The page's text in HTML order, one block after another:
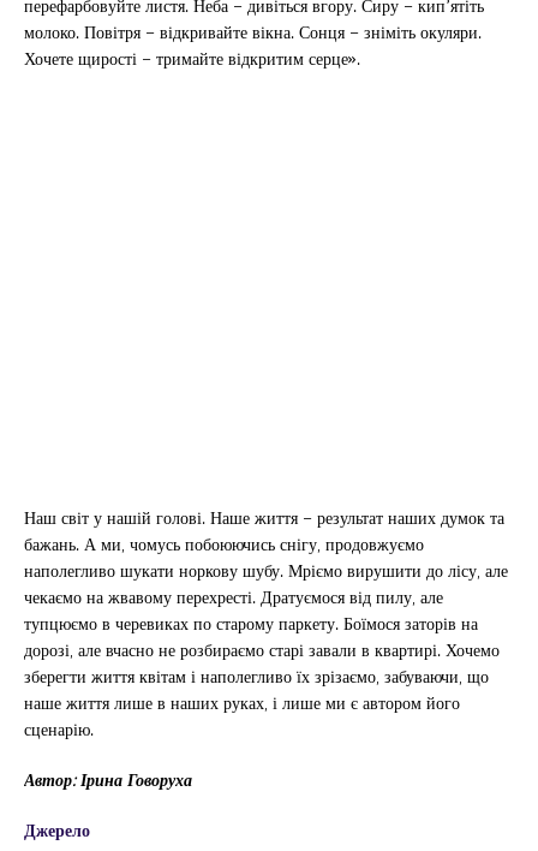
молоко. Повітря – відкривайте вікна. Сонця – зніміть окуляри.
Хочете щирості – тримайте відкритим серце».
Наш світ у нашій голові. Наше життя – результат наших думок та
бажань. А ми, чомусь побоюючись снігу, продовжуємо
наполегливо шукати норкову шубу. Мріємо вирушити до лісу, але
чекаємо на жвавому перехресті. Дратуємося від пилу, але
тупцюємо в черевиках по старому паркету. Боїмося заторів на
дорозі, але вчасно не розбираємо старі завали в квартирі. Хочемо
зберегти життя квітам і наполегливо їх зрізаємо, забуваючи, що
наше життя лише в наших руках, і лише ми є автором його
сценарію.
Автор: Ірина Говоруха
Джерело